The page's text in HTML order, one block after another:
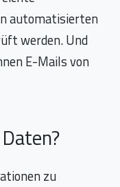
automatisierten
werden. Und
E-Mails von
zu